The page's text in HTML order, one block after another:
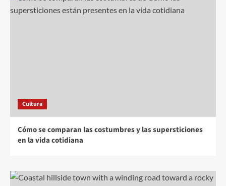
Cultura
Cómo se comparan las costumbres y las supersticiones
en la vida cotidiana